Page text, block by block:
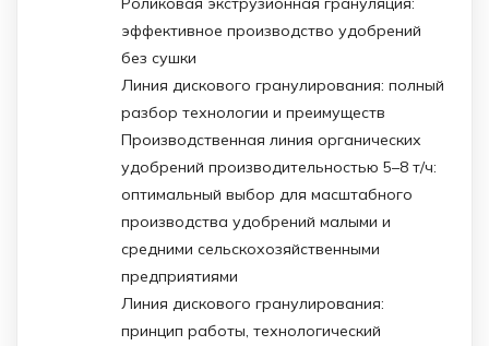
эффективное производство удобрений
без сушки
Линия дискового гранулирования: полный
разбор технологии и преимуществ
Производственная линия органических
удобрений производительностью 5–8 т/ч:
оптимальный выбор для масштабного
производства удобрений малыми и
средними сельскохозяйственными
предприятиями
Линия дискового гранулирования:
принцип работы, технологический